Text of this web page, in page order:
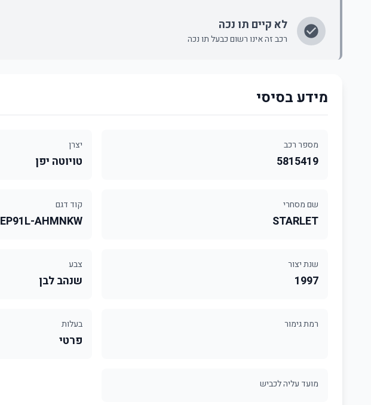
לא קיים תו נכה
רכב זה אינו רשום כבעל תו נכה
מידע בסיסי
מספר רכב
5815419
יצרן
טויוטה יפן
שם מסחרי
STARLET
קוד דגם
EP91L-AHMNKW
שנת יצור
1997
צבע
שנהב לבן
רמת גימור בעלות
פרטי
מועד עליה לכביש